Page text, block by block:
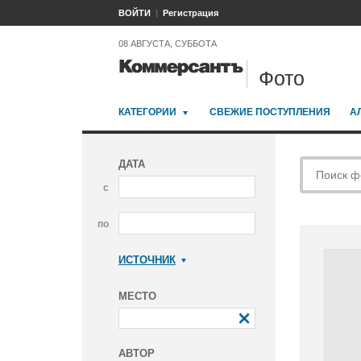
ВОЙТИ Регистрация
08 АВГУСТА, СУББОТА
Фото
КАТЕГОРИИ СВЕЖИЕ ПОСТУПЛЕНИЯ
ДАТА
с
по
ИСТОЧНИК
МЕСТО
АВТОР